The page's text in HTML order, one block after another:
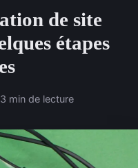
de site
étapes
3 min de lecture